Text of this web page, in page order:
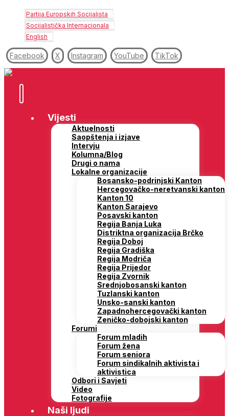
Partija Europskih Socijalista
Socijalistička Internacionala
English
Facebook X Instagram YouTube TikTok
Vijesti
Aktuelnosti
Saopštenja i izjave
Intervju
Kolumna/Blog
Drugi o nama
Lokalne organizacije
Bosansko-podrinjski Kanton
Hercegovačko-neretvanski kanton
Kanton 10
Kanton Sarajevo
Posavski kanton
Regija Banja Luka
Distriktna organizacija Brčko
Regija Doboj
Regija Gradiška
Regija Modriča
Regija Prijedor
Regija Zvornik
Srednjobosanski kanton
Tuzlanski kanton
Unsko-sanski kanton
Zapadnohercegovački kanton
Zeničko-dobojski kanton
Forumi
Forum mladih
Forum žena
Forum seniora
Forum sindikalnih aktivista i
aktivistica
Odbori i Savjeti
Video
Fotografije
Naši ljudi